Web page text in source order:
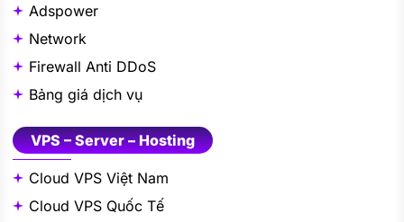
Adspower
Network
Firewall Anti DDoS
Bảng giá dịch vụ
VPS – Server – Hosting
Cloud VPS Việt Nam
Cloud VPS Quốc Tế